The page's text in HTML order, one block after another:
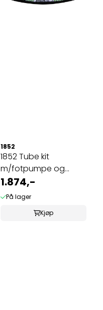
1852
1852 Tube kit
m/fotpumpe og
slepetau
1.874,-
På lager
Kjøp